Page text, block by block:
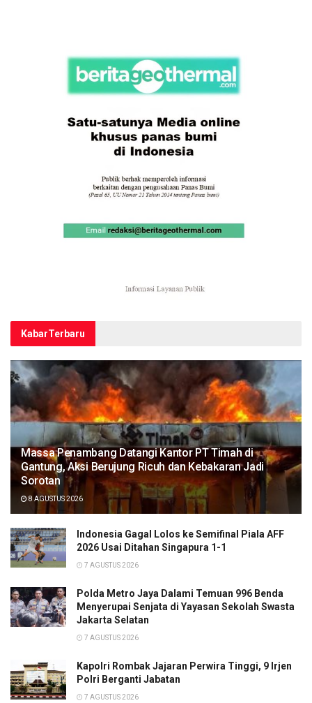
KabarTerbaru
Massa Penambang Datangi Kantor PT Timah di
Gantung, Aksi Berujung Ricuh dan Kebakaran Jadi
Sorotan
8 AGUSTUS 2026
Indonesia Gagal Lolos ke Semifinal Piala AFF
2026 Usai Ditahan Singapura 1-1
7 AGUSTUS 2026
Polda Metro Jaya Dalami Temuan 996 Benda
Menyerupai Senjata di Yayasan Sekolah Swasta
Jakarta Selatan
7 AGUSTUS 2026
Kapolri Rombak Jajaran Perwira Tinggi, 9 Irjen
Polri Berganti Jabatan
7 AGUSTUS 2026